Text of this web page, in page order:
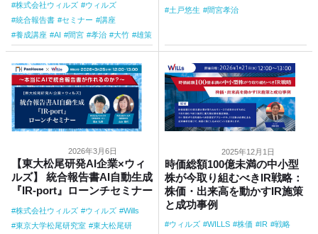
株式会社ウィルズ
ウィルズ
統合報告書
セミナー
講座
養成講座
AI 間宮 孝治 大竹 雄策
土戸悠生
間宮孝治
2026年3月6日
【東大松尾研発AI企業×ウィ
ルズ】 統合報告書AI自動生成
『IR-port』ローンチセミナー
株式会社ウィルズ ウィルズ
Wills
東京大学松尾研究室
東大松尾研
2025年12月1日
時価総額100億未満の中小型
株が今取り組むべきIR戦略：
株価・出来高を動かすIR施策
と成功事例
ウィルズ WILLS 株価 IR
戦略